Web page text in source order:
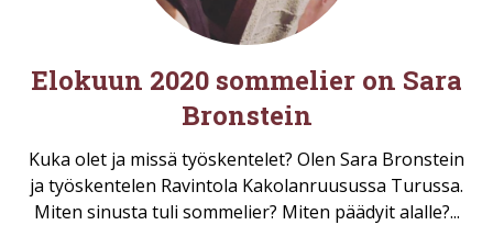
Elokuun 2020 sommelier on Sara
Bronstein
Kuka olet ja missä työskentelet? Olen Sara Bronstein
ja työskentelen Ravintola Kakolanruusussa Turussa.
Miten sinusta tuli sommelier? Miten päädyit alalle?...